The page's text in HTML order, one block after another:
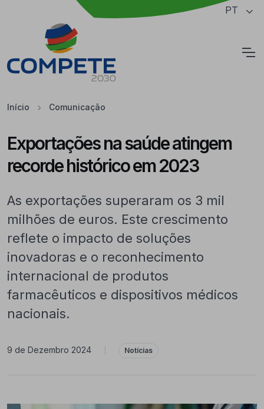
Saltar para o conteúdo principal da página PT
Início Comunicação
Exportações na saúde atingem
recorde histórico em 2023
As exportações superaram os 3 mil
milhões de euros. Este crescimento
reflete o impacto de soluções
inovadoras e o reconhecimento
internacional de produtos
farmacêuticos e dispositivos médicos
nacionais.
9 de Dezembro 2024 Notícias